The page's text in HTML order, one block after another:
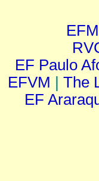
EF Paulo
EFVM
The
EF